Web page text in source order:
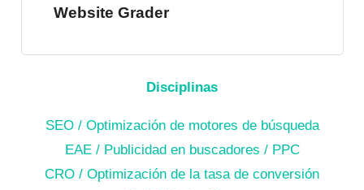
Website Grader
Disciplinas
SEO / Optimización de motores de búsqueda
EAE / Publicidad en buscadores / PPC
CRO / Optimización de la tasa de conversión